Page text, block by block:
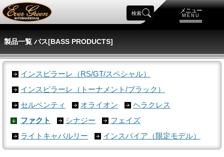
メニュー
MENU
検索
製品一覧 バス[BASS PRODUCTS]
インスピラーレ（RS/GT/スペシャル）
インスピラーレ（トーナメント/ブラック）
セルペンティ
オライオン
ヘラクレス
ファクト
シナジー
フェイズ
ライトキャバルリー
インスパイア（限定モデル）